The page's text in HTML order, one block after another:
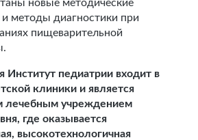
новые методические
методы диагностики при
пищеварительной
Институт педиатрии входит в
клиники и является
лечебным учреждением
где оказывается
высокотехнологичная